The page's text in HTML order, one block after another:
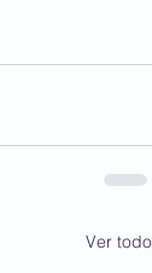
Ver todo